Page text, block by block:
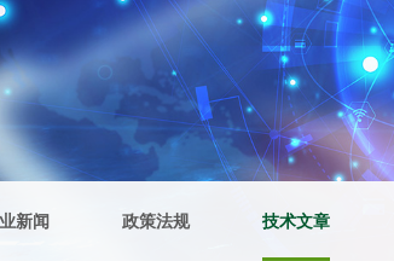
评估调查
耕地质量评价
场地调查
为全球各产业提
整体技术解决方
新闻 政策法规 技术文章